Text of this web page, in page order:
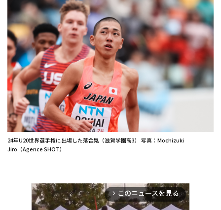
24年U20世界選手権に出場した落合晃（滋賀学園高3） 写真：Mochizuki
Jiro（Agence SHOT）
arrow_forward_ios このニュースを見る